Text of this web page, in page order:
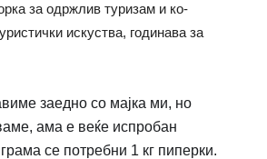
за одржлив туризам и ко-
искуства, годинава за
заедно со мајка ми, но
ама е веќе испробан
се потребни 1 кг пиперки.